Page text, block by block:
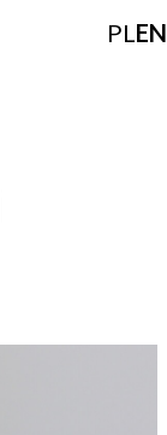
PLEN